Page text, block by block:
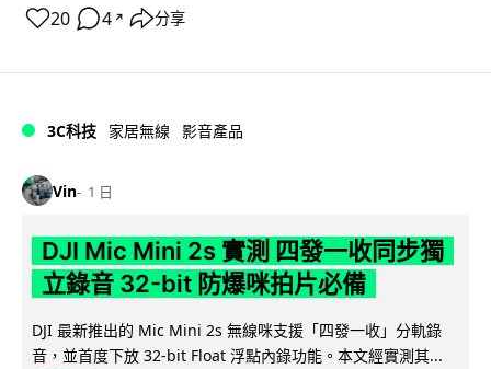
20 4 ↗ 分享
3C科技 家居無線 影音產品
Vin 1 日
DJI Mic Mini 2s 實測 四發一收同步獨
立錄音 32-bit 防爆咪拍片必備
DJI 最新推出的 Mic Mini 2s 無線咪支援「四發一收」分軌錄
音，並首度下放 32-bit Float 浮點內錄功能。本文經實測其...